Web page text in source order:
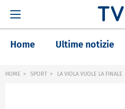
Home Ultime notizie
HOME SPORT LA VIOLA VUOLE LA FINALE